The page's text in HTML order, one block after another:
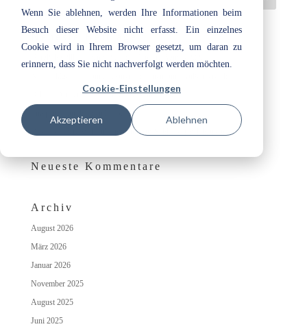
Wenn Sie ablehnen, werden Ihre Informationen beim
Besuch dieser Website nicht erfasst. Ein einzelnes
Cookie wird in Ihrem Browser gesetzt, um daran zu
erinnern, dass Sie nicht nachverfolgt werden möchten.
Cookie-Einstellungen
Akzeptieren Ablehnen
Neueste Beiträge
„Cloud Dancer“: Eine Farbe, die Raum lässt
Entspannt durchatmen im Bad
Das besondere Wohlfühlambiente auf Schloss Irmelshausen
Neueste Kommentare
Archiv
August 2026
März 2026
Januar 2026
November 2025
August 2025
Juni 2025